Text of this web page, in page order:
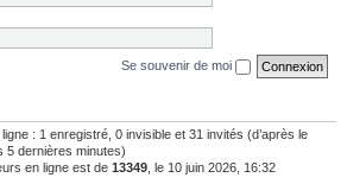
Se souvenir de moi
: 1 enregistré, 0 invisible et 31 invités (d’après le
5 dernières minutes)
en ligne est de 13349 , le 10 juin 2026, 16:32